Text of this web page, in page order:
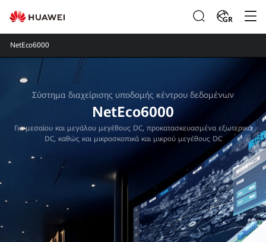
GR
NetEco6000
Σύστημα διαχείρισης υποδομής κέντρου δεδομένων
NetEco6000
Για μεσαίου και μεγάλου μεγέθους DC, προκατασκευασμένα εξωτερικά
DC, καθώς και μικροσκοπικά και μικρού μεγέθους DC